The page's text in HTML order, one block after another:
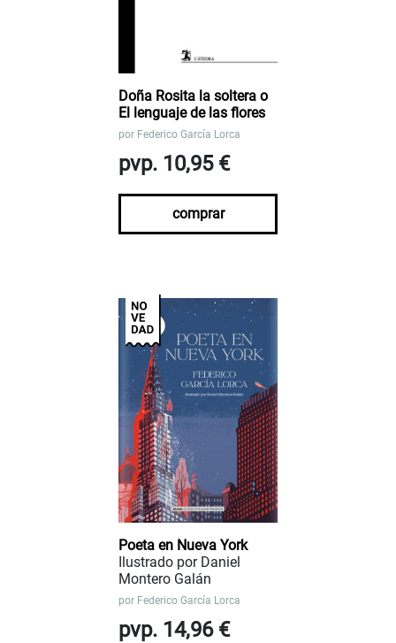
Doña Rosita la soltera o
El lenguaje de las flores
por Federico García Lorca
pvp. 10,95 €
comprar
Poeta en Nueva York
Ilustrado por Daniel
Montero Galán
por Federico García Lorca
pvp. 14,96 €